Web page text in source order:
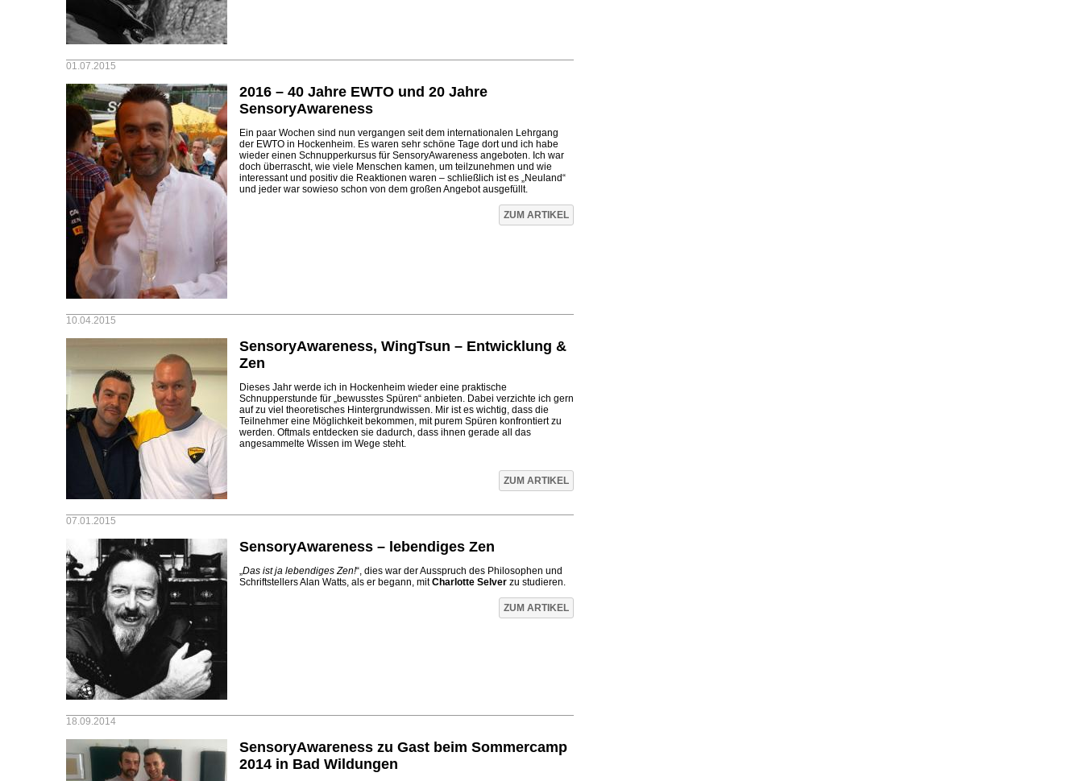
01.07.2015
2016 – 40 Jahre EWTO und 20 Jahre
SensoryAwareness
Ein paar Wochen sind nun vergangen seit dem internationalen Lehrgang
der EWTO in Hockenheim. Es waren sehr schöne Tage dort und ich habe
wieder einen Schnupperkursus für SensoryAwareness angeboten. Ich war
doch überrascht, wie viele Menschen kamen, um teilzunehmen und wie
interessant und positiv die Reaktionen waren – schließlich ist es „Neuland“
und jeder war sowieso schon von dem großen Angebot ausgefüllt.
ZUM ARTIKEL
10.04.2015
SensoryAwareness, WingTsun – Entwicklung &
Zen
Dieses Jahr werde ich in Hockenheim wieder eine praktische
Schnupperstunde für „bewusstes Spüren“ anbieten. Dabei verzichte ich gern
auf zu viel theoretisches Hintergrundwissen. Mir ist es wichtig, dass die
Teilnehmer eine Möglichkeit bekommen, mit purem Spüren konfrontiert zu
werden. Oftmals entdecken sie dadurch, dass ihnen gerade all das
angesammelte Wissen im Wege steht.
ZUM ARTIKEL
07.01.2015
SensoryAwareness – lebendiges Zen
„Das ist ja lebendiges Zen!“, dies war der Ausspruch des Philosophen und
Schriftstellers Alan Watts, als er begann, mitCharlotte Selver zu studieren.
ZUM ARTIKEL
18.09.2014
SensoryAwareness zu Gast beim Sommercamp
2014 in Bad Wildungen